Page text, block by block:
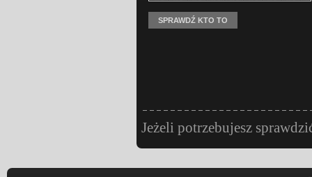
Jeżeli potrzebujesz